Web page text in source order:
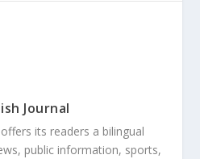
Journal
its readers a bilingual
public information, sports,